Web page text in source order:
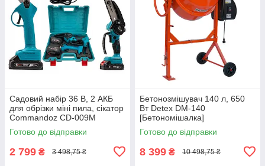
Садовий набір 36 В, 2 АКБ
для обрізки міні пила, сікатор
Commandoz CD-009M
Готово до відправки
2 799 ₴ 3 498,75 ₴
Бетонозмішувач 140 л, 650
Вт Detex DM-140
[Бетономішалка]
Готово до відправки
8 399 ₴ 10 498,75 ₴